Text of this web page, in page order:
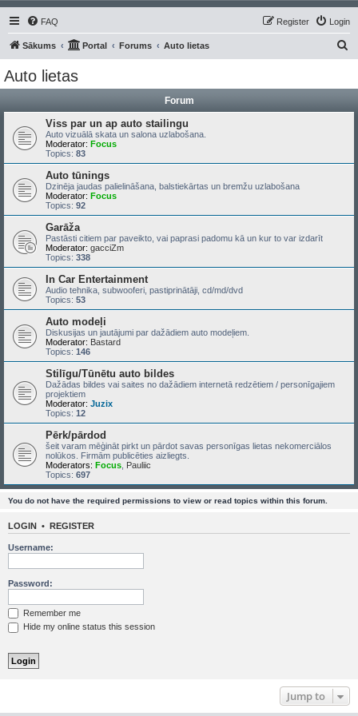
FAQ Login
Register
Sākums Portal Forums Auto lietas
Auto lietas
Forum
Viss par un ap auto stailingu
Auto vizuālā skata un salona uzlabošana.
Moderator: Focus
Topics: 83
Auto tūnings
Dzinēja jaudas palielināšana, balstiekārtas un bremžu uzlabošana
Moderator: Focus
Topics: 92
Garāža
Pastāsti citiem par paveikto, vai paprasi padomu kā un kur to var izdarīt
Moderator: gacciZm
Topics: 338
In Car Entertainment
Audio tehnika, subwooferi, pastiprinātāji, cd/md/dvd
Topics: 53
Auto modeļi
Diskusijas un jautājumi par dažādiem auto modeļiem.
Moderator: Bastard
Topics: 146
Stilīgu/Tūnētu auto bildes
Dažādas bildes vai saites no dažādiem internetā redzētiem / personīgajiem
projektiem
Moderator: Juzix
Topics: 12
Pērk/pārdod
šeit varam mēģināt pirkt un pārdot savas personīgas lietas nekomerciālos
nolūkos. Firmām publicēties aizliegts.
Moderators: Focus Pauliic
Topics: 697
You do not have the required permissions to view or read topics within this forum.
LOGIN • REGISTER
Username:
Password:
Remember me
Hide my online status this session
Jump to